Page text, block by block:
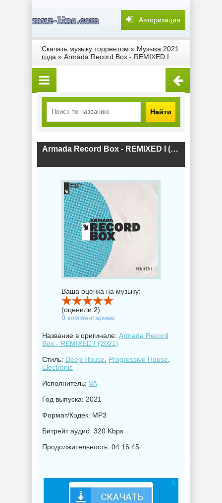
Авторизация
Скачать музыку торрентом » Музыка 2021
года » Armada Record Box - REMIXED I
Найти
Armada Record Box - REMIXED I (2021) скачать торрент
Ваша оценка на музыку:
(оценили:2)
0 комментариев
Название в оригинале: Armada Record
Box - REMIXED I (2021)
Стиль: Deep House Progressive House
Electronic
Исполнитель: VA
Год выпуска: 2021
Формат/Кодек: MP3
Битрейт аудио: 320 Kbps
Продолжительность: 04:16:45